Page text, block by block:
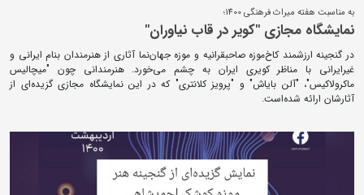
به مناسبت هفته میراث فرهنگی 1400؛
نمایشگاه مجازی "کویر در قاب نیاوران"
در گنجینه ارزشمند کاخ‌موزه صاحبقرانیه و موزه جهان‌نما آثاری از هنرمندان بنام ایرانی و
غیرایرانی با مناظر کویری ایران به چشم می‌خورد. هنرمندانی چون "میچالیس
ماکرولاکیس"، "آلن بایاش" و "پرویز کلانتری" که در این نمایشگاه مجازی گزیده‌ای از
آثارشان ارائه شده‌است.